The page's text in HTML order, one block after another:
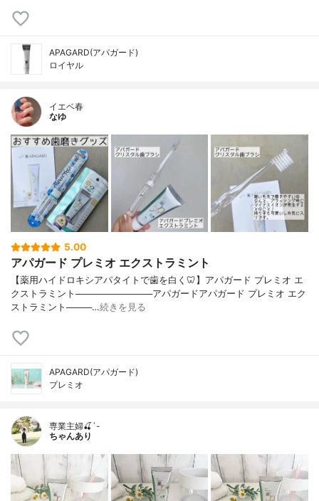
APAGARD(アパガード)
ロイヤル
イエベ春
なゆ
5.00
アパガード プレミオ エクストラミント
【薬用ハイドロキシアパタイトで歯を白く🦷】アパガード プレミオ エ
クストラミント────────────アパガードアパガード プレミオ エク
ストラミント────…続きを見る
APAGARD(アパガード)
プレミオ
専業主婦🍒´-
ちゃんあり